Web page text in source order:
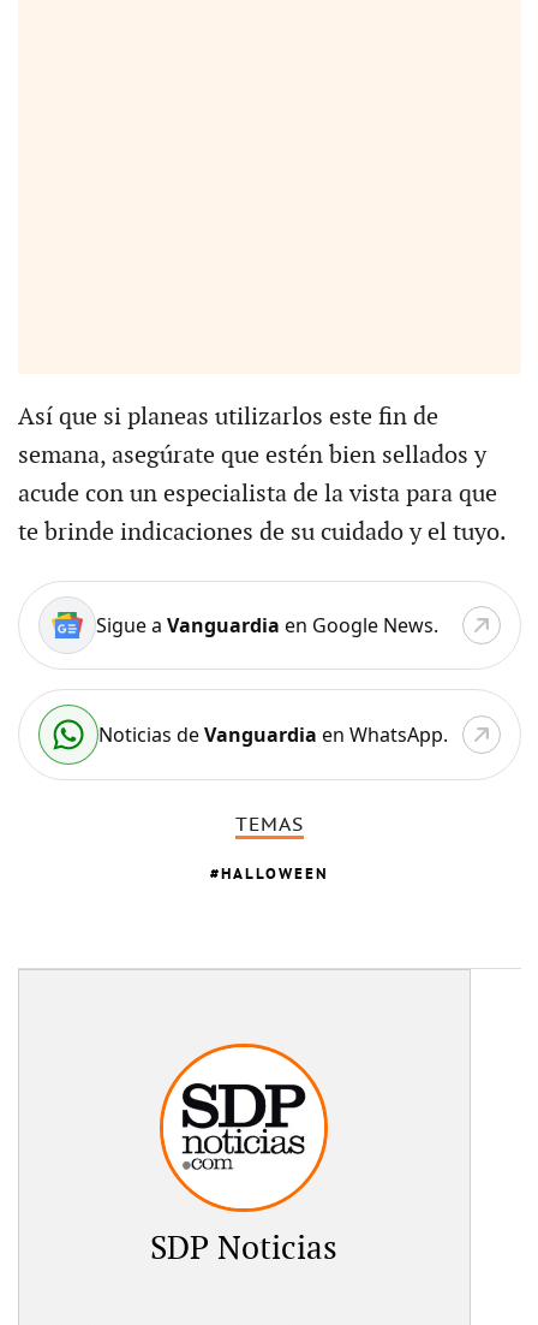
Así que si planeas utilizarlos este fin de
semana, asegúrate que estén bien sellados y
acude con un especialista de la vista para que
te brinde indicaciones de su cuidado y el tuyo.
Sigue a Vanguardia en Google News.
Noticias deVanguardia en WhatsApp.
TEMAS
HALLOWEEN
SDP Noticias